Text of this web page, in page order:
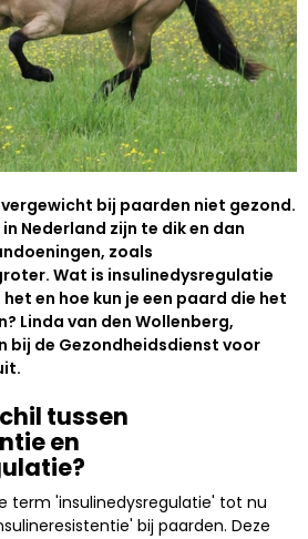
bij paarden niet gezond.
Nederland zijn te dik en dan
zoals
Wat is insulinedysregulatie
en hoe kun je een paard die het
Linda van den Wollenberg,
bij de Gezondheidsdienst voor
tussen
en
term 'insulinedysregulatie' tot nu
bij paarden. Deze